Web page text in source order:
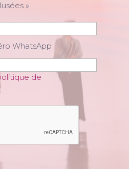
»
WhatsApp
de